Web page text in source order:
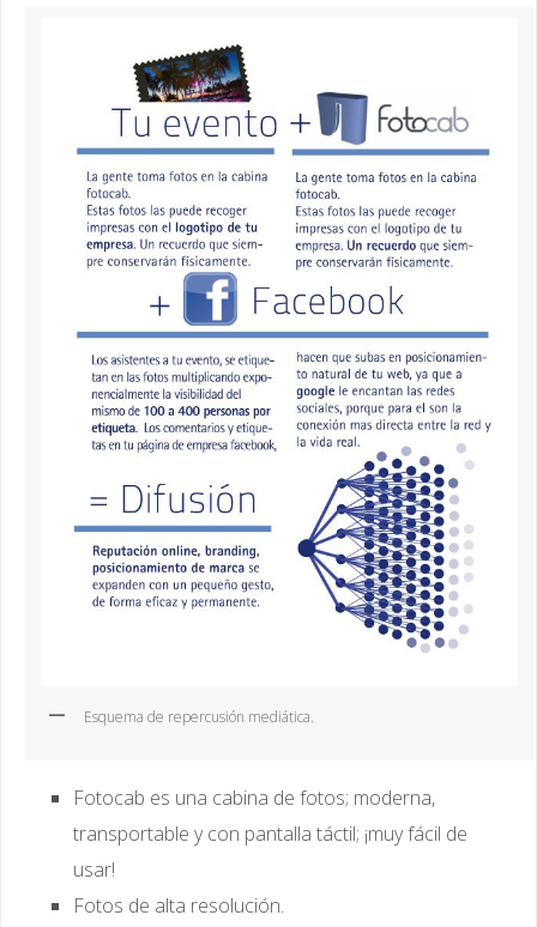
Esquema de repercusión mediática.
Fotocab es una cabina de fotos; moderna,
transportable y con pantalla táctil; ¡muy fácil de
usar!
Fotos de alta resolución.